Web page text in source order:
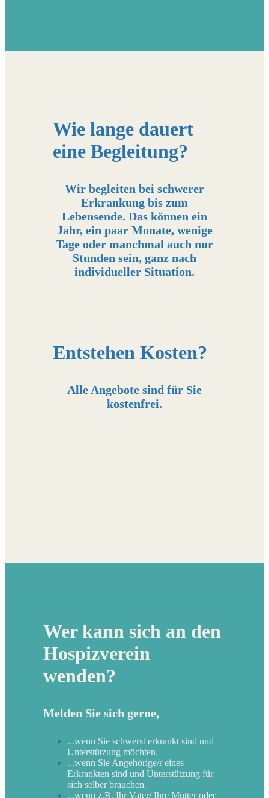
Wie lange dauert
eine Begleitung?
Wir begleiten bei schwerer
Erkrankung bis zum
Lebensende. Das können ein
Jahr, ein paar Monate, wenige
Tage oder manchmal auch nur
Stunden sein, ganz nach
individueller Situation.
Entstehen Kosten?
Alle Angebote sind für Sie
kostenfrei.
Wer kann sich an den
Hospizverein
wenden?
Melden Sie sich gerne,
...wenn Sie schwerst erkrankt sind und
Unterstützung möchten.
...wenn Sie Angehörige/r eines
Erkrankten sind und Unterstützung für
sich selber brauchen.
...wenn z.B. Ihr Vater/ Ihre Mutter oder